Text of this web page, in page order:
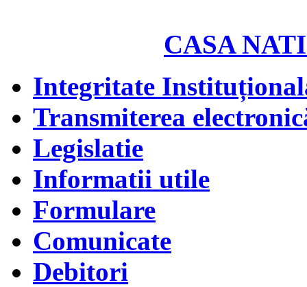
CASA
Integritate
Transmiterea
Legislatie
Informatii utile
Formulare
Comunicate
Debitori